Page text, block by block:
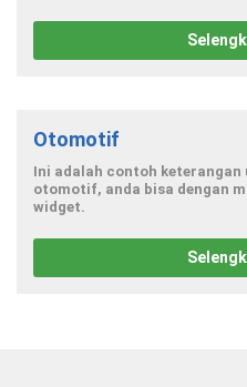
Otomotif
Ini adalah contoh
otomotif, anda bisa dengan
widget.